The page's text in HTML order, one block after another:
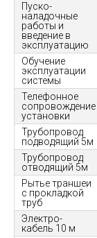
Пуско-
наладочные
работы и
введение в
эксплуатацию
Обучение
эксплуатации
системы
Телефонное
сопровождение
установки
Трубопровод
подводящий 5м
Трубопровод
отводящий 5м
Рытье траншеи
с прокладкой
труб
Электро-
кабель 10 м